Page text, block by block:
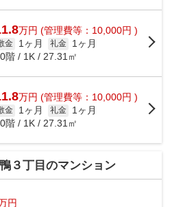
万円 (管理費等：10,000円 )
金 1ヶ月 礼金
1ヶ月
階 / 1K / 27.31㎡
万円 (管理費等：10,000円 )
金 1ヶ月 礼金
1ヶ月
階 / 1K / 27.31㎡
３丁目のマンション
円